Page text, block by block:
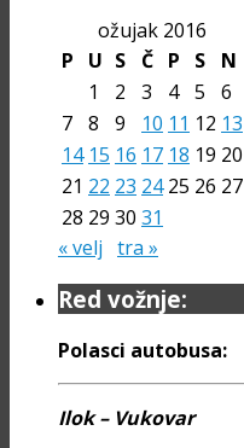
ožujak 2016
P
U S Č P S
N
1
2 3 4 5
6
7 8 9 10 11 12 13
14 15 16 17 18 19 20
21 22 23 24 25 26 27
28 29 30 31
« velj tra »
Red vožnje:
Polasci autobusa:
Ilok – Vukovar